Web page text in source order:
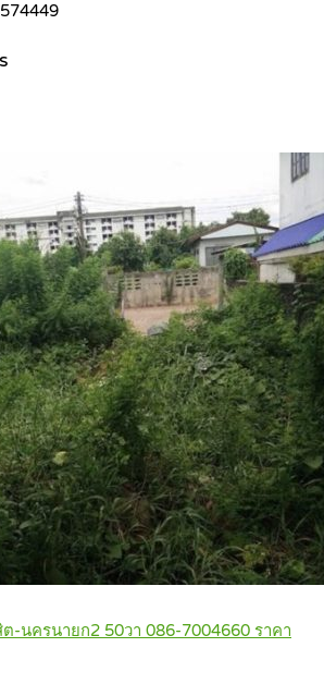
-นครนายก2 50วา 086-7004660 ราคา